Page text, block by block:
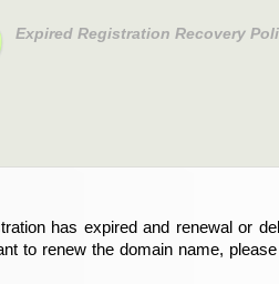
Expired Registration Recovery
has expired and renewal or
to renew the domain name,
ist abgelaufen und die
Sie der Registrant sind und
Sie bitte Ihren Service-